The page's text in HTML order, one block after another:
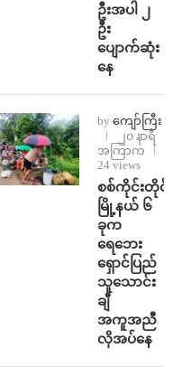
ဦးအပါ ၂
ဦး
ပျောက်ဆုံး
နေ
by ကျော်ကြီး
၂၀ နာရီ
အကြာက
24 views
စစ်ကိုင်းတိုင်း
မြို့နယ် ၆
ခုက
ရေဘေး
ရှောင်ပြည်
သူသောင်း
ချီ
အကူအညီ
လိုအပ်နေ